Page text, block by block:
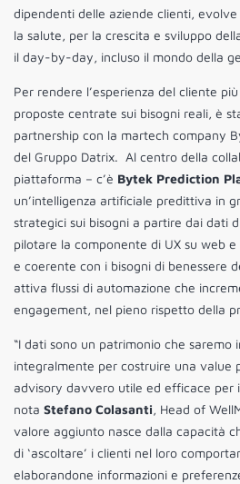
dipendenti delle aziende clienti,
la salute, per la crescita e sviluppo
il day-by-day, incluso il mondo della
Per rendere l’esperienza del cliente
proposte centrate sui bisogni reali, è
partnership con la martech company
del Gruppo Datrix. Al centro della
piattaforma – c’è Bytek Prediction
un’intelligenza artificiale predittiva in
strategici sui bisogni a partire dai dati
pilotare la componente di UX su web
e coerente con i bisogni di benessere
attiva flussi di automazione che
engagement, nel pieno rispetto della
“I dati sono un patrimonio che saremo
integralmente per costruire una value
advisory davvero utile ed efficace per
nota Stefano Colasanti, Head of
valore aggiunto nasce dalla capacità
di ‘ascoltare’ i clienti nel loro
elaborandone informazioni e